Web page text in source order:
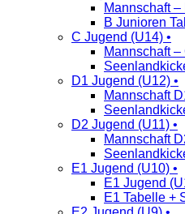
Mannschaft
B Junioren
C Jugend (U14) •
Mannschaft
D1 Jugend (U12) •
Mannschaft
D2 Jugend (U11) •
Mannschaft
E1 Jugend (U10) •
E1 Jugend
E1 Tabelle +